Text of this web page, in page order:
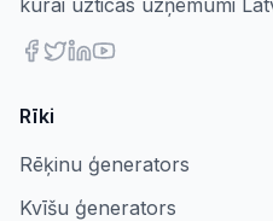
kurai uzticas uzņēmumi
Rīki
Rēķinu ģenerators
Kvīšu ģenerators